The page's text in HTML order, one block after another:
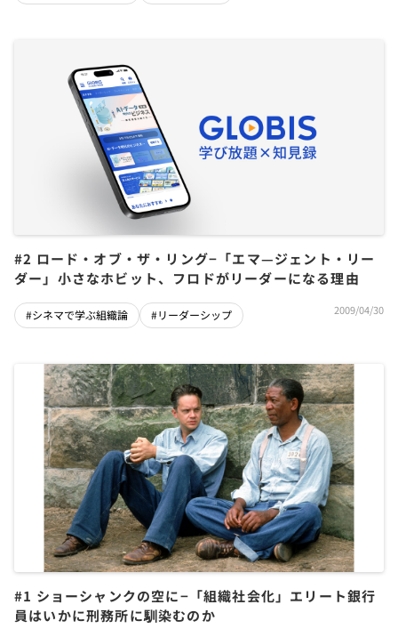
#2 ロード・オブ・ザ・リング−「エマ—ジェント・リー
ダー」小さなホビット、フロドがリーダーになる理由
#シネマで学ぶ組織論 #リーダーシップ 2009/04/30
#1 ショーシャンクの空に−「組織社会化」エリート銀行
員はいかに刑務所に馴染むのか